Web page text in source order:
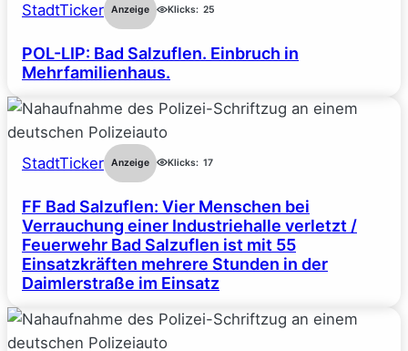
StadtTicker Anzeige Klicks: 25
POL-LIP: Bad Salzuflen. Einbruch in
Mehrfamilienhaus.
StadtTicker Anzeige Klicks: 17
FF Bad Salzuflen: Vier Menschen bei
Verrauchung einer Industriehalle verletzt /
Feuerwehr Bad Salzuflen ist mit 55
Einsatzkräften mehrere Stunden in der
Daimlerstraße im Einsatz